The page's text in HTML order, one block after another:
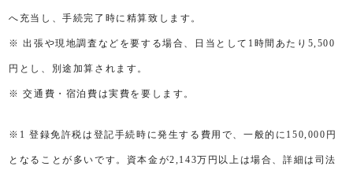
へ充当し、手続完了時に精算致します。
※ 出張や現地調査などを要する場合、日当として1時間あたり5,500
円とし、別途加算されます。
※ 交通費・宿泊費は実費を要します。
※1 登録免許税は登記手続時に発生する費用で、一般的に150,000円
となることが多いです。資本金が2,143万円以上は場合、詳細は司法